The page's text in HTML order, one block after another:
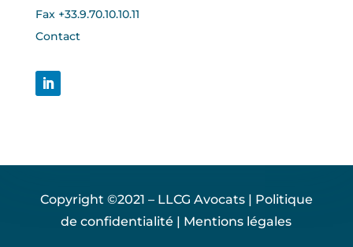
Fax +33.9.70.10.10.11
Contact
Copyright ©2021 – LLCG Avocats | Politique
de confidentialité | Mentions légales